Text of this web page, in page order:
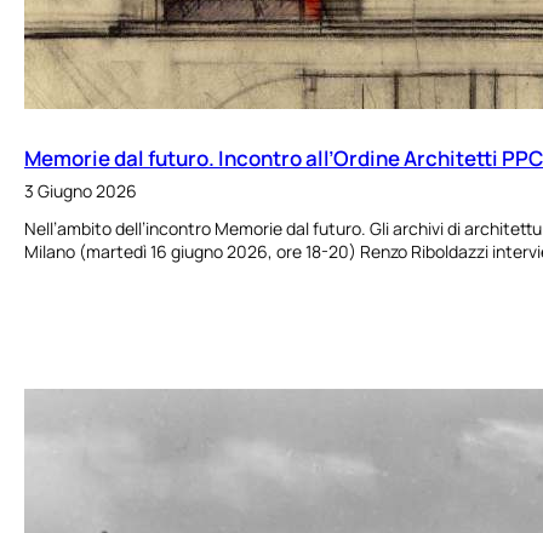
Memorie dal futuro. Incontro all’Ordine Architetti
3 Giugno 2026
Nell’ambito dell’incontro Memorie dal futuro. Gli archivi di
Milano (martedì 16 giugno 2026, ore 18-20) Renzo Riboldazzi